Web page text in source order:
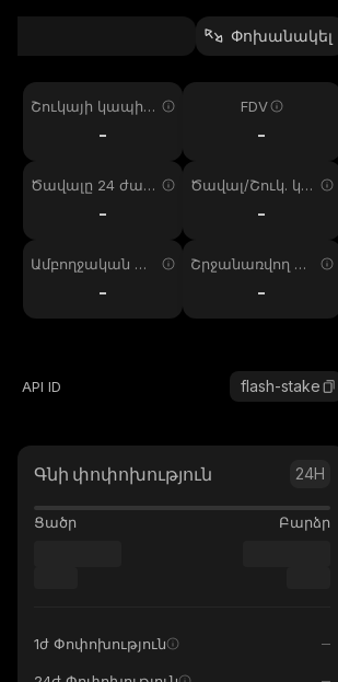
Փոխանակել
Շուկայի կապիտ
-
FDV
-
Ծավալը 24 ժամ
-
Ծավալ/Շուկ. կա
-
Ամբողջական առ
-
Շրջանառվող առ
-
API ID flash-stake
Գնի փոփոխություն 24H
Ցածր Բարձր
1ժ Փոփոխություն